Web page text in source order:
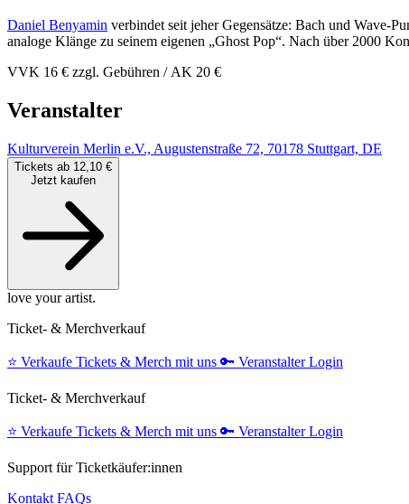
Daniel Benyamin verbindet seit jeher Gegensätze: Bach und Wave-
analoge Klänge zu seinem eigenen „Ghost Pop“. Nach über 2000
VVK 16 € zzgl. Gebühren / AK 20 €
Veranstalter
Kulturverein Merlin e.V., Augustenstraße 72, 70178 Stuttgart, DE
Tickets ab 12,10 €
Jetzt kaufen
love your artist.
Ticket- & Merchverkauf
⭐️ Verkaufe Tickets & Merch mit uns 🔑 Veranstalter Login
Ticket- & Merchverkauf
⭐️ Verkaufe Tickets & Merch mit uns 🔑 Veranstalter Login
Support für Ticketkäufer:innen
Kontakt FAQs